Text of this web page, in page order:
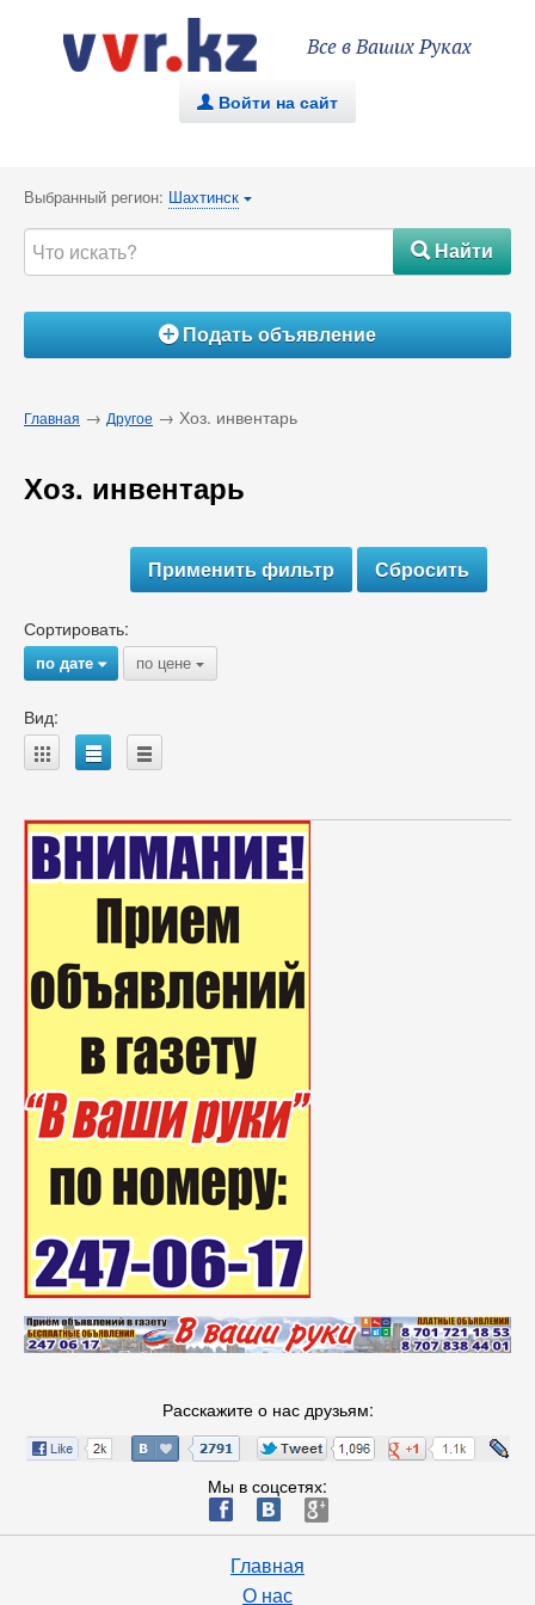
Все в Ваших Руках
. Войти на сайт
Выбранный регион: Шахтинск {
#Найти
ÁПодать объявление
Главная → Другое → Хоз. инвентарь
Хоз. инвентарь
Сортировать:
по дате{ по цене {
Вид:
A B C
Расскажите о нас друзьям:
Мы в соцсетях:
ä æ è
Главная
О нас